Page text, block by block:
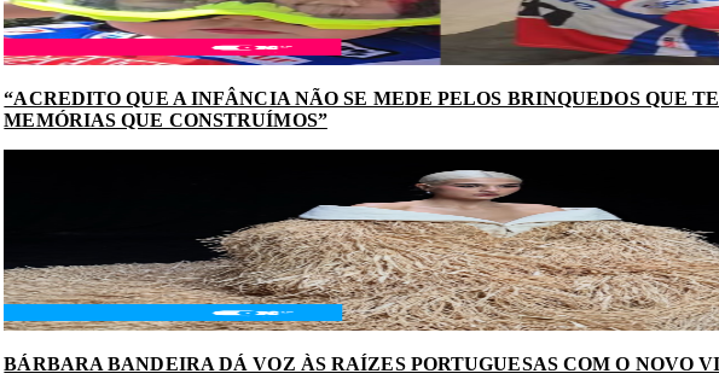
“ACREDITO QUE A INFÂNCIA NÃO SE MEDE PELOS BRINQUEDOS QUE
MEMÓRIAS QUE CONSTRUÍMOS”
BÁRBARA BANDEIRA DÁ VOZ ÀS RAÍZES PORTUGUESAS COM O NOVO